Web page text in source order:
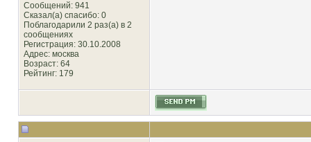
Сообщений: 941
Сказал(а) спасибо: 0
Поблагодарили 2 раз(а) в 2
сообщениях
Регистрация: 30.10.2008
Адрес: москва
Возраст: 64
Рейтинг: 179